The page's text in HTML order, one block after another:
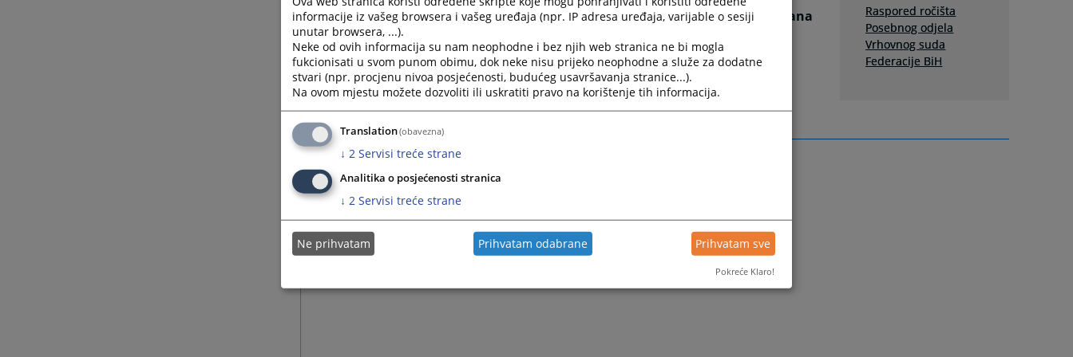
Posebni odjel Vrhovnog suda Federacije BiH kako bi vam se prikazali zakazana
ročišta na Posebnom odjelu Vrhovnog suda Federacije BiH.
Raspored ročišta
Posebnog odjela
Vrhovnog suda
Federacije BiH
informacije iz vašeg browsera i vašeg uređaja (npr. IP adresa uređaja, varijable o sesiji
unutar browsera, ...).
Neke od ovih informacija su nam neophodne i bez njih web stranica ne bi mogla
fukcionisati u svom punom obimu, dok neke nisu prijeko neophodne a služe za dodatne
stvari (npr. procjenu nivoa posjećenosti, budućeg usavršavanja stranice...).
Na ovom mjestu možete dozvoliti ili uskratiti pravo na korištenje tih informacija.
Translation(obavezna)
↓ 2 Servisi treće strane
Analitika o posjećenosti stranica
↓ 2 Servisi treće strane
Ne prihvatam Prihvatam odabrane Prihvatam sve
Pokreće Klaro!